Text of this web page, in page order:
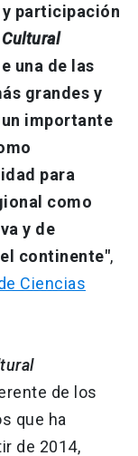
y participación
Cultural
una de las
grandes y
importante
para
como
y de
continente",
Ciencias
de los
que ha
de 2014,